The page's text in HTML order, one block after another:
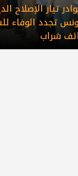
تيار الإصلاح
تجدد الوفاء
شراب